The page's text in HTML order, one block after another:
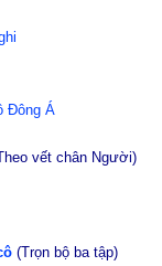
Đông Á
vết chân Người)
(Trọn bộ ba tập)